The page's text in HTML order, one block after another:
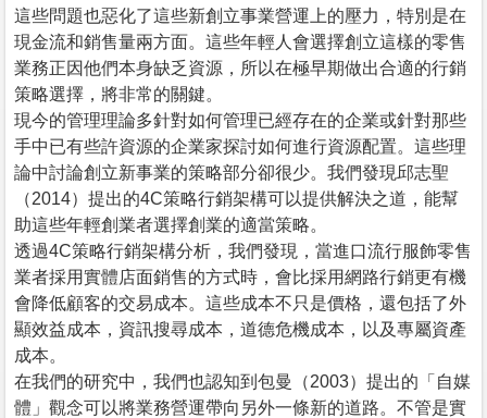
這些問題也惡化了這些新創立事業營運上的壓力，特別是在
現金流和銷售量兩方面。這些年輕人會選擇創立這樣的零售
業務正因他們本身缺乏資源，所以在極早期做出合適的行銷
策略選擇，將非常的關鍵。
現今的管理理論多針對如何管理已經存在的企業或針對那些
手中已有些許資源的企業家探討如何進行資源配置。這些理
論中討論創立新事業的策略部分卻很少。我們發現邱志聖
（2014）提出的4C策略行銷架構可以提供解決之道，能幫
助這些年輕創業者選擇創業的適當策略。
透過4C策略行銷架構分析，我們發現，當進口流行服飾零售
業者採用實體店面銷售的方式時，會比採用網路行銷更有機
會降低顧客的交易成本。這些成本不只是價格，還包括了外
顯效益成本，資訊搜尋成本，道德危機成本，以及專屬資產
成本。
在我們的研究中，我們也認知到包曼（2003）提出的「自媒
體」觀念可以將業務營運帶向另外一條新的道路。不管是實